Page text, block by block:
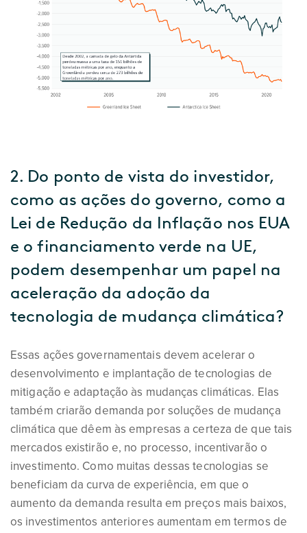
2. Do ponto de vista do investidor,
como as ações do governo, como a
Lei de Redução da Inflação nos EUA
e o financiamento verde na UE,
podem desempenhar um papel na
aceleração da adoção da
tecnologia de mudança climática?
Essas ações governamentais devem acelerar o
desenvolvimento e implantação de tecnologias de
mitigação e adaptação às mudanças climáticas. Elas
também criarão demanda por soluções de mudança
climática que dêem às empresas a certeza de que tais
mercados existirão e, no processo, incentivarão o
investimento. Como muitas dessas tecnologias se
beneficiam da curva de experiência, em que o
aumento da demanda resulta em preços mais baixos,
os investimentos anteriores aumentam em termos de